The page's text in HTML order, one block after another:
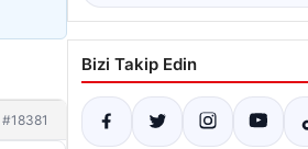
#18381
Bizi Takip Edin